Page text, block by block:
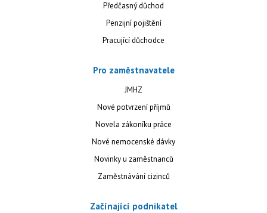
Předčasný důchod
Penzijní pojištění
Pracující důchodce
Pro zaměstnavatele
JMHZ
Nové potvrzení příjmů
Novela zákoníku práce
Nové nemocenské dávky
Novinky u zaměstnanců
Zaměstnávání cizinců
Začínající podnikatel